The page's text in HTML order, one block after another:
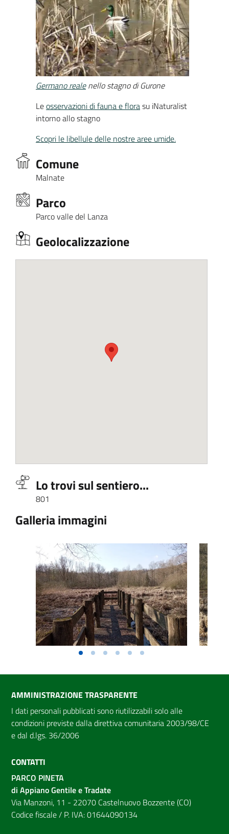
Germano realenello stagno di Gurone
Leosservazioni di fauna e florasu iNaturalist
intorno allo stagno
Scopri le libellule delle nostre aree umide.
Comune
Malnate
Parco
Parco valle del Lanza
Geolocalizzazione
Lo trovi sul sentiero...
801
Galleria immagini
AMMINISTRAZIONE TRASPARENTE
I dati personali pubblicati sono riutilizzabili solo alle
condizioni previste dalla direttiva comunitaria 2003/98/CE
e dal d.lgs. 36/2006
CONTATTI
PARCO PINETA
di Appiano Gentile e Tradate
Via Manzoni, 11 - 22070 Castelnuovo Bozzente (CO)
Codice fiscale / P. IVA: 01644090134